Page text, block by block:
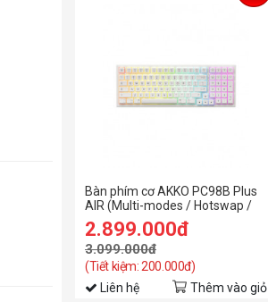
Bàn phím cơ AKKO PC98B Plus
AIR (Multi-modes / Hotswap /
RGB / Top mount)
2.899.000đ
3.099.000đ
(Tiết kiệm: 200.000đ)
Liên hệ Thêm vào giỏ